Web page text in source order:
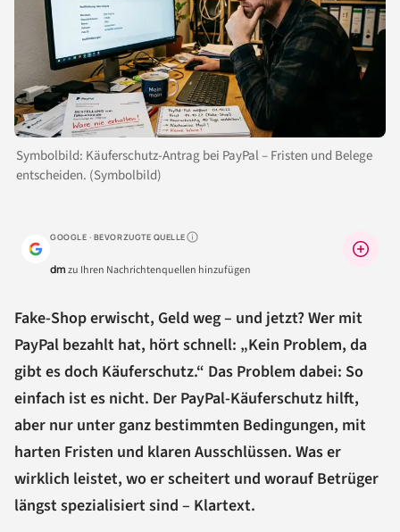
Symbolbild: Käuferschutz-Antrag bei PayPal – Fristen und Belege
entscheiden. (Symbolbild)
GOOGLE · BEVORZUGTE QUELLEWarum lohnt sich das?
dmzu Ihren Nachrichtenquellen hinzufügen
Fake-Shop erwischt, Geld weg – und jetzt? Wer mit
PayPal bezahlt hat, hört schnell: „Kein Problem, da
gibt es doch Käuferschutz.“ Das Problem dabei: So
einfach ist es nicht. Der PayPal-Käuferschutz hilft,
aber nur unter ganz bestimmten Bedingungen, mit
harten Fristen und klaren Ausschlüssen. Was er
wirklich leistet, wo er scheitert und worauf Betrüger
längst spezialisiert sind – Klartext.